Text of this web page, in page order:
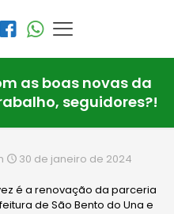
as boas novas da
seguidores?!
30 de janeiro de 2024
é a renovação da parceria
de São Bento do Una e